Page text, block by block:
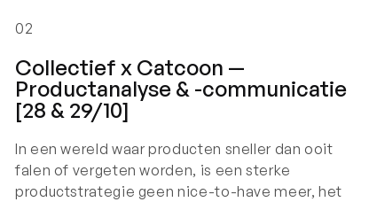
02
Collectief x Catcoon —
Productanalyse & -communicatie
[28 & 29/10]
In een wereld waar producten sneller dan ooit
falen of vergeten worden, is een sterke
productstrategie geen nice-to-have meer, het